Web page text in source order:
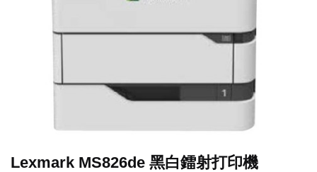
Lexmark MS826de 黑白鐳射打印機